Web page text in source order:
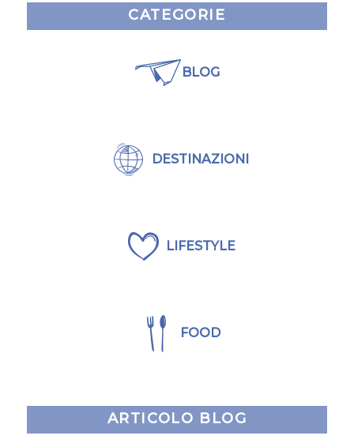
CATEGORIE
BLOG
DESTINAZIONI
LIFESTYLE
FOOD
ARTICOLO BLOG